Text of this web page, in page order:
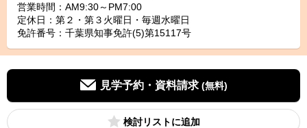
営業時間：AM9:30～PM7:00
定休日：第２・第３火曜日・毎週水曜日
免許番号：千葉県知事免許(5)第15117号
見学予約・資料請求 (無料)
検討リスト